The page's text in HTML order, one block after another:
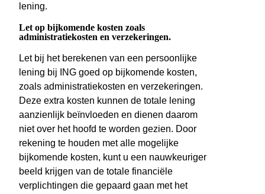
lening.
Let op bijkomende kosten zoals
administratiekosten en verzekeringen.
Let bij het berekenen van een persoonlijke
lening bij ING goed op bijkomende kosten,
zoals administratiekosten en verzekeringen.
Deze extra kosten kunnen de totale lening
aanzienlijk beïnvloeden en dienen daarom
niet over het hoofd te worden gezien. Door
rekening te houden met alle mogelijke
bijkomende kosten, kunt u een nauwkeuriger
beeld krijgen van de totale financiële
verplichtingen die gepaard gaan met het